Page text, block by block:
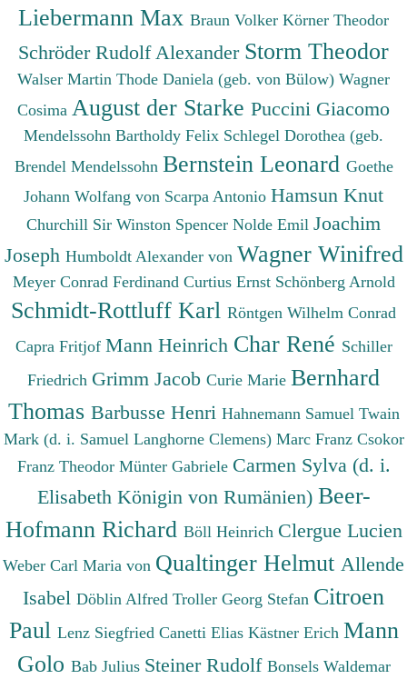
Liebermann Max Braun Volker Körner Theodor
Schröder Rudolf Alexander Storm Theodor
Walser Martin Thode Daniela (geb. von Bülow) Wagner
Cosima August der Starke Puccini Giacomo
Mendelssohn Bartholdy Felix Schlegel Dorothea (geb.
Brendel Mendelssohn Bernstein Leonard Goethe
Johann Wolfang von Scarpa Antonio Hamsun Knut
Churchill Sir Winston Spencer Nolde Emil Joachim
Joseph Humboldt Alexander von Wagner Winifred
Meyer Conrad Ferdinand Curtius Ernst Schönberg Arnold
Schmidt-Rottluff Karl Röntgen Wilhelm Conrad
Capra Fritjof Mann Heinrich Char René Schiller
Friedrich Grimm Jacob Curie Marie Bernhard
Thomas Barbusse Henri Hahnemann Samuel Twain
Mark (d. i. Samuel Langhorne Clemens) Marc Franz Csokor
Franz Theodor Münter Gabriele Carmen Sylva (d. i.
Elisabeth Königin von Rumänien) Beer-
Hofmann Richard Böll Heinrich Clergue Lucien
Weber Carl Maria von Qualtinger Helmut Allende
Isabel Döblin Alfred Troller Georg Stefan Citroen
Paul Lenz Siegfried Canetti Elias Kästner Erich Mann
Golo Bab Julius Steiner Rudolf Bonsels Waldemar